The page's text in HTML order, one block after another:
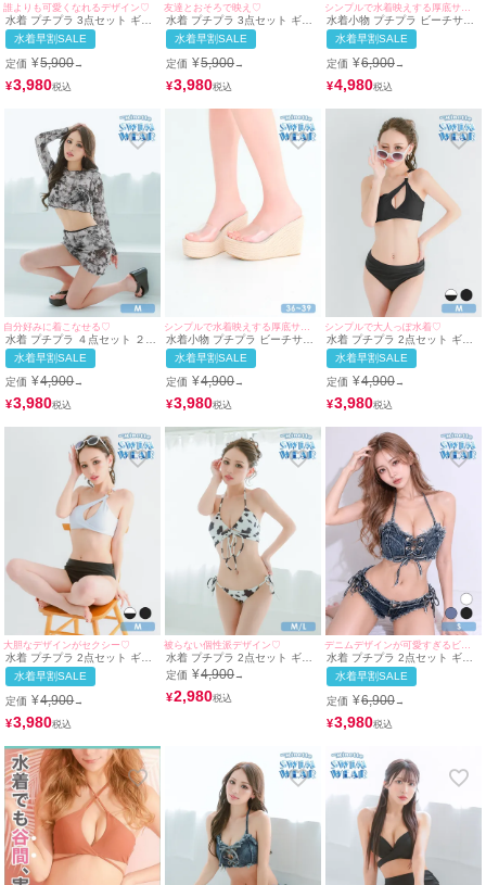
誰よりも可愛くなれるデザイン♡
水着 プチプラ 3点セット ギャ
ル 2way セット 体型カバー ハ
イウエスト カジュアル 脚カバ
ー スカートタイプ ヒトデ 黒
ブラック ビキニ (みのり着
用/M~Lサイズ対応) |
myMinette/マイミネット
水着早割SALE
定価 ¥5,900→
¥3,980
友達とおそろで映え♡
水着 プチプラ 3点セット ギャ
ル 2way セット 体型カバー ハ
イウエスト カジュアル 脚カバ
ー スカートタイプ ペア ビキニ
(みのり・ちぴたん着用/M~Lサ
イズ対応) | myMinette/マイミ
ネット
水着早割SALE
定価 ¥5,900→
¥3,980
水着小物 プチプラ ビーチサン
ダル ウェッジソール エナメル
素材 厚底サンダル (36~40サイ
ズ対応) | myMinette/マイミネ
ット
水着早割SALE
定価 ¥6,900→
¥4,980
自分好みに着こなせる♡
水着 プチプラ ４点セット ２
way セット 紐ビキニ カジュア
ル 脚カバー クール 袖あり ス
カートタイプ 洋服みたいな 黒
ブラック ビキニ (みのり着用/M
サイズ対応) | myMinette/マイ
ミネット
水着早割SALE
定価 ¥4,900→
¥3,980
水着小物 プチプラ ビーチサン
ダル ウェッジソール ジュート
厚底 サンダル (36~39サイズ対
応) | myMinette/マイミネット
水着早割SALE
定価 ¥4,900→
¥3,980
シンプルで大人っぽ水着♡
水着 プチプラ 2点セット ギャ
ル ワンショルダー バストカッ
ト 谷間 セクシー ワンカラー
黒 ブラック ビキニ (みのり着
用/Mサイズ対応) | myMinette/
マイミネット
水着早割SALE
定価 ¥4,900→
¥3,980
大胆なデザインがセクシー♡
水着 プチプラ 2点セット ギャ
ル ワンショルダー バストカッ
ト 谷間 バイカラー 白 黒 ビキ
ニ (みのり着用/Mサイズ対応) |
myMinette/マイミネット
水着早割SALE
定価 ¥4,900→
¥3,980
被らない個性派デザイン♡
水着 プチプラ 2点セット ギャ
ル 紐ビキニ 白 アニマル柄 ダ
ルメシアン ビキニ (みのり着
用/M~Lサイズ対応)
定価 ¥4,900→
¥2,980
デニムデザインが可愛すぎるビキニ
水着 プチプラ 2点セット ギャ
ル セット リボン 編み上げ デ
ニム ローライズ 青 ブルベ ビ
キニ (Sサイズ対応) |
myMinette/マイミネット
水着早割SALE
定価 ¥6,900→
¥3,980